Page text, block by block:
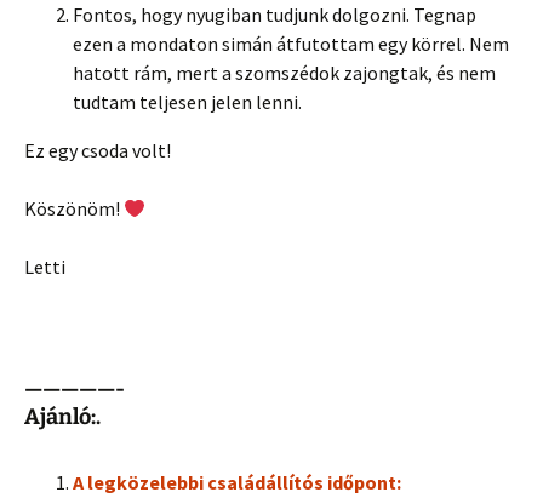
Fontos, hogy nyugiban tudjunk dolgozni. Tegnap
ezen a mondaton simán átfutottam egy körrel. Nem
hatott rám, mert a szomszédok zajongtak, és nem
tudtam teljesen jelen lenni.
Ez egy csoda volt!
Köszönöm!
Letti
—————-
Ajánló:.
A legközelebbi családállítós időpont: